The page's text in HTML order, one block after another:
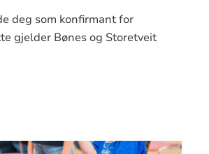
deg som konfirmant for
gjelder Bønes og Storetveit